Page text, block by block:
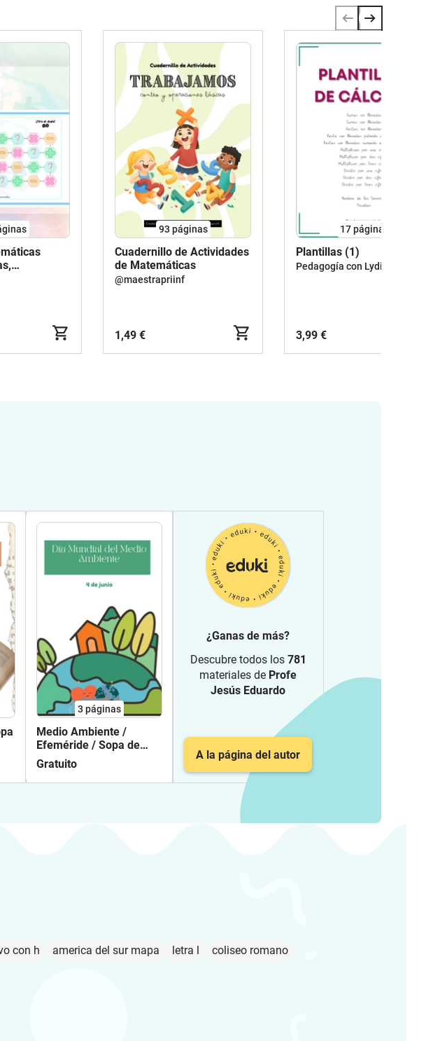
y
93 páginas
Cuadernillo de Actividades
de Matemáticas
@maestrapriinf
1,49 €
17páginas
Plantillas (1)
Pedagogía con Lydia
3,99 €
3 páginas
Medio Ambiente /
Efeméride / Sopa de
Letra
Gratuito
¿Ganas de más?
Descubre todos los 781
materiales de Profe
Jesús Eduardo
A la página del autor
con h america del sur mapa letra l
coliseo romano